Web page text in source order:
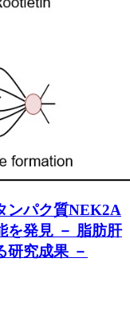
ンパク質NEK2A
を発見 － 脂肪肝
研究成果 －